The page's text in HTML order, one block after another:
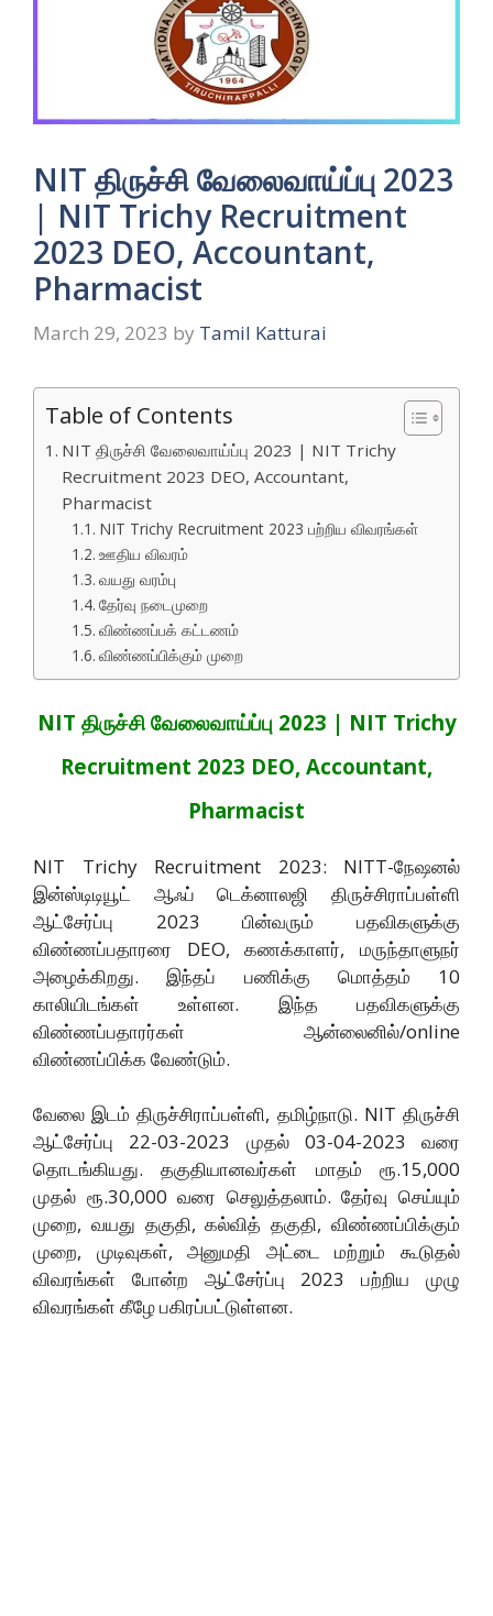
NIT திருச்சி வேலைவாய்ப்பு 2023
| NIT Trichy Recruitment
2023 DEO, Accountant,
Pharmacist
March 29, 2023 by Tamil Katturai
Table of Contents
NIT திருச்சி வேலைவாய்ப்பு 2023 | NIT Trichy
Recruitment 2023 DEO, Accountant,
Pharmacist
NIT Trichy Recruitment 2023 பற்றிய விவரங்கள்
ஊதிய விவரம்
வயது வரம்பு
தேர்வு நடைமுறை
விண்ணப்பக் கட்டணம்
விண்ணப்பிக்கும் முறை
NIT திருச்சி வேலைவாய்ப்பு 2023 | NIT Trichy
Recruitment 2023 DEO, Accountant,
Pharmacist
NIT Trichy Recruitment 2023: NITT-நேஷனல்
இன்ஸ்டிடியூட் ஆஃப் டெக்னாலஜி திருச்சிராப்பள்ளி
ஆட்சேர்ப்பு 2023 பின்வரும் பதவிகளுக்கு
விண்ணப்பதாரரை DEO, கணக்காளர், மருந்தாளுநர்
அழைக்கிறது. இந்தப் பணிக்கு மொத்தம் 10
காலியிடங்கள் உள்ளன. இந்த பதவிகளுக்கு
விண்ணப்பதாரர்கள் ஆன்லைனில்/online
விண்ணப்பிக்க வேண்டும்.
வேலை இடம் திருச்சிராப்பள்ளி, தமிழ்நாடு. NIT திருச்சி
ஆட்சேர்ப்பு 22-03-2023 முதல் 03-04-2023 வரை
தொடங்கியது. தகுதியானவர்கள் மாதம் ரூ.15,000
முதல் ரூ.30,000 வரை செலுத்தலாம். தேர்வு செய்யும்
முறை, வயது தகுதி, கல்வித் தகுதி, விண்ணப்பிக்கும்
முறை, முடிவுகள், அனுமதி அட்டை மற்றும் கூடுதல்
விவரங்கள் போன்ற ஆட்சேர்ப்பு 2023 பற்றிய முழு
விவரங்கள் கீழே பகிரப்பட்டுள்ளன.